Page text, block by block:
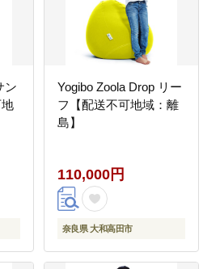
ン
Yogibo Zoola Drop リー
フ【配送不可地域：離
島】
110,000円
奈良県 大和高田市